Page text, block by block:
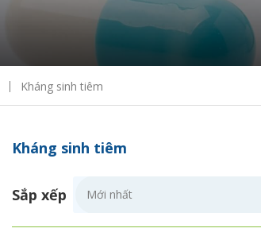
Kháng sinh tiêm
Kháng sinh tiêm
Sắp xếp